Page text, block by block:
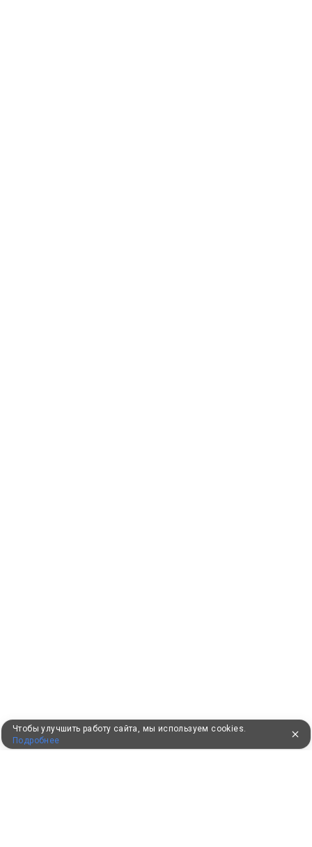
Чтобы улучшить работу сайта, мы используем cookies.
Подробнее